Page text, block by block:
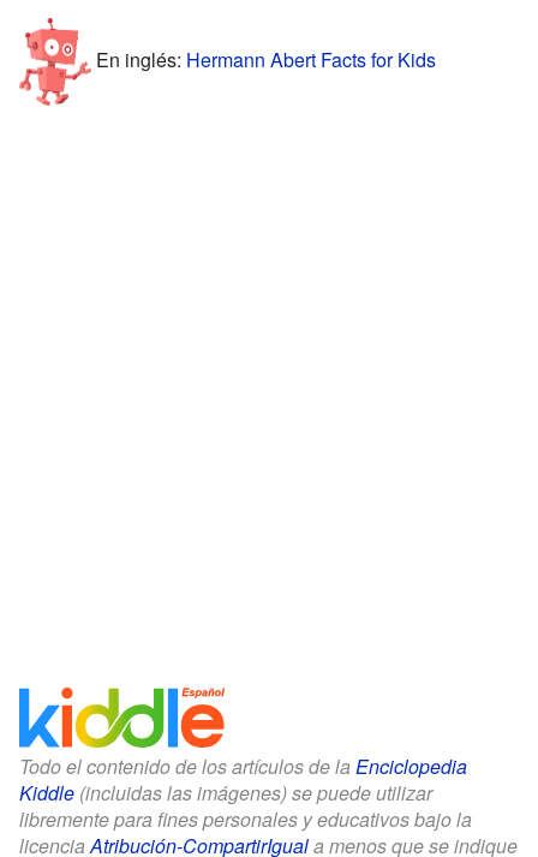
En inglés: Hermann Abert Facts for Kids
Todo el contenido de los artículos de la Enciclopedia
Kiddle (incluidas las imágenes) se puede utilizar
libremente para fines personales y educativos bajo la
licenciaAtribución-CompartirIguala menos que se indique